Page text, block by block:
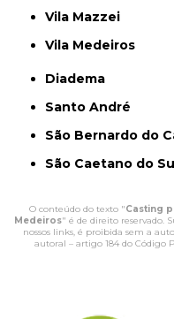
Vila Mazzei
Vila Medeiros
Diadema
Santo André
São Bernardo do
São Caetano do
O conteúdo do texto "Casting
Medeiros" é de direito reservado.
nossos links, é proibida sem a
autoral – artigo 184 do Código